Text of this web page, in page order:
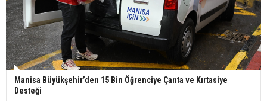
Manisa Büyükşehir’den 15 Bin Öğrenciye Çanta ve Kırtasiye
Desteği